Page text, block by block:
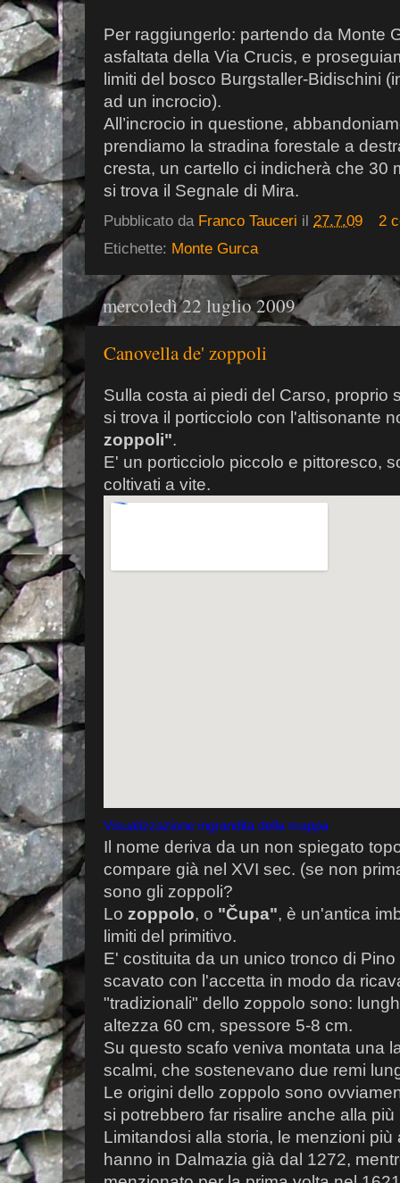
Per raggiungerlo: partendo da Monte
asfaltata della Via Crucis, e
limiti del bosco Burgstaller-Bidischini
ad un incrocio).
All’incrocio in questione,
prendiamo la stradina forestale a
cresta, un cartello ci indicherà che 30
si trova il Segnale di Mira.
Pubblicato da Franco Tauceri il 27.7.09
2
Etichette: Monte Gurca
mercoledì 22 luglio 2009
Canovella de' zoppoli
Sulla costa ai piedi del Carso, proprio
si trova il porticciolo con l'altisonante
zoppoli".
E' un porticciolo piccolo e pittoresco,
coltivati a vite.
Visualizzazione ingrandita della mappa
Il nome deriva da un non spiegato
compare già nel XVI sec. (se non
sono gli zoppoli?
Lo zoppolo, o "Čupa", è un'antica
limiti del primitivo.
E' costituita da un unico tronco di
scavato con l'accetta in modo da
"tradizionali" dello zoppolo sono:
altezza 60 cm, spessore 5-8 cm.
Su questo scafo veniva montata una
scalmi, che sostenevano due remi
Le origini dello zoppolo sono
si potrebbero far risalire anche alla
Limitandosi alla storia, le menzioni
hanno in Dalmazia già dal 1272,